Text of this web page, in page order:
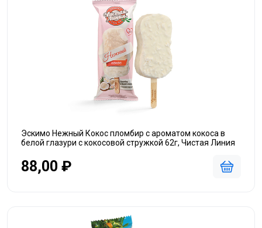
Эскимо Нежный Кокос пломбир с ароматом кокоса в
белой глазури с кокосовой стружкой 62г, Чистая Линия
88,00 ₽